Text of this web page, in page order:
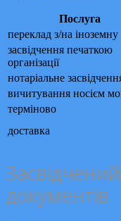
Послуга
переклад з/на іноземну
засвідчення печаткою
організації
нотаріальне
вичитування носієм
терміново
доставка
документів